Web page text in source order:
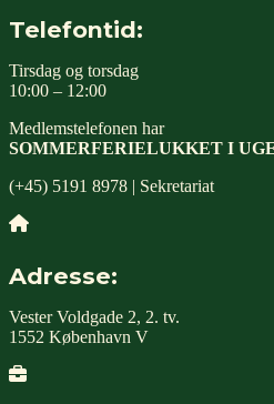
Telefontid:
Tirsdag og torsdag
10:00 – 12:00
Medlemstelefonen har
SOMMERFERIELUKKET I UGE
(+45) 5191 8978 | Sekretariat
Adresse:
Vester Voldgade 2, 2. tv.
1552 København V